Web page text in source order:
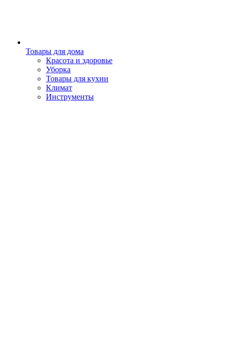
Товары для дома
Красота и здоровье
Уборка
Товары для кухни
Климат
Инструменты